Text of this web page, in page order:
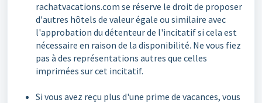
rachatvacations.com se réserve le droit de proposer
d'autres hôtels de valeur égale ou similaire avec
l'approbation du détenteur de l'incitatif si cela est
nécessaire en raison de la disponibilité. Ne vous fiez
pas à des représentations autres que celles
imprimées sur cet incitatif.
Si vous avez reçu plus d'une prime de vacances, vous